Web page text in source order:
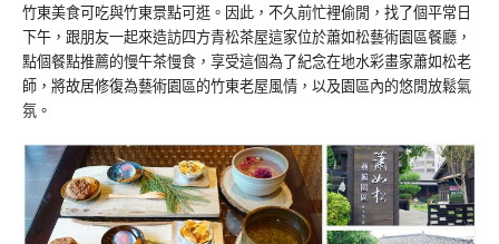
竹東美食可吃與竹東景點可逛。因此，不久前忙裡偷閒，找了個平常日
下午，跟朋友一起來造訪四方青松茶屋這家位於蕭如松藝術園區餐廳，
點個餐點推薦的慢午茶慢食，享受這個為了紀念在地水彩畫家蕭如松老
師，將故居修復為藝術園區的竹東老屋風情，以及園區內的悠閒放鬆氣
氛。